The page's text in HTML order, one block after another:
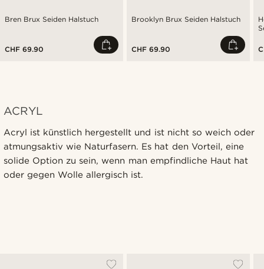
Bren Brux Seiden Halstuch
CHF 69.90
Brooklyn Brux Seiden Halstuch
CHF 69.90
ACRYL
Acryl ist künstlich hergestellt und ist nicht so weich oder
atmungsaktiv wie Naturfasern. Es hat den Vorteil, eine
solide Option zu sein, wenn man empfindliche Haut hat
oder gegen Wolle allergisch ist.